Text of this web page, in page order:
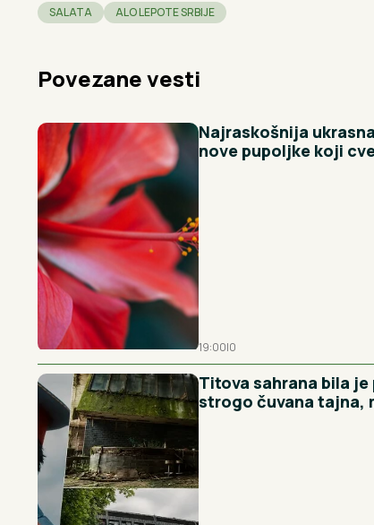
SALATA ALO LEPOTE SRBIJE
Povezane vesti
Najraskošnija
nove pupoljke koji
19:00|0
Titova sahrana bila
strogo čuvana tajna,